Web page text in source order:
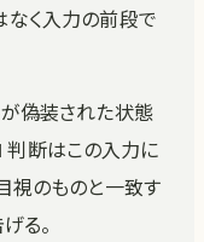
なく入力の前段で
が偽装された状態
判断はこの入力に
視のものと一致す
る。